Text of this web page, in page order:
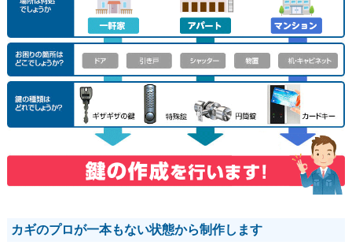
カギのプロが一本もない状態から制作します